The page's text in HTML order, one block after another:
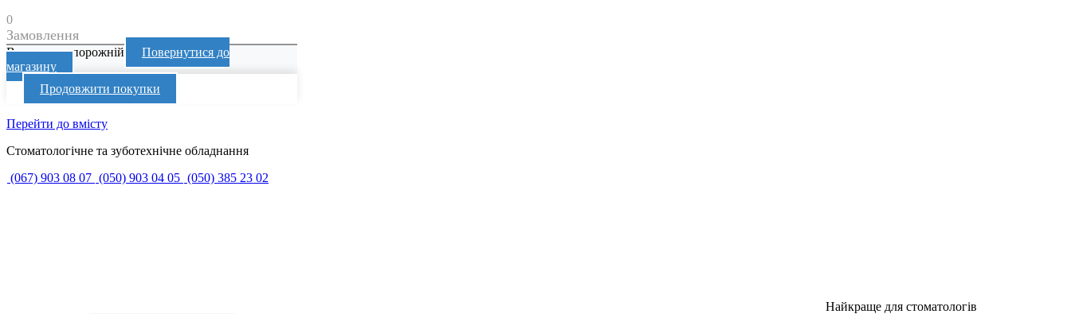
0
Замовлення
Ваш кошик порожній
Повернутися до
магазину
Продовжити покупки
Перейти до вмісту
Стоматологічне та зуботехнічне обладнання
(067) 903 08 07 (050) 903 04 05 (050) 385 23 02
Найкраще для стоматологів